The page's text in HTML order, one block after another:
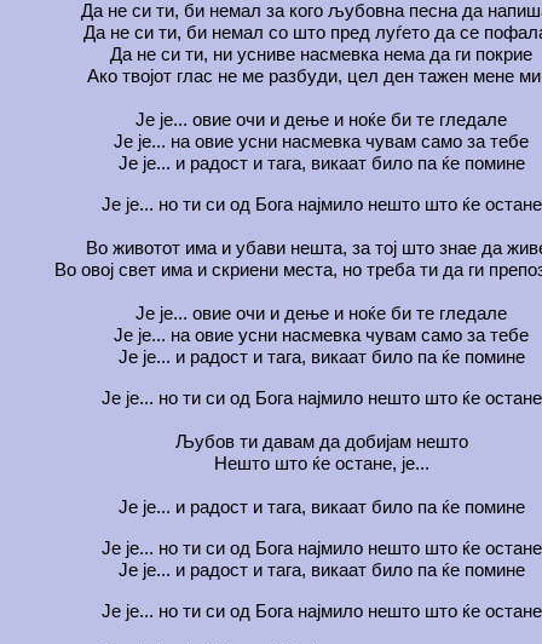
Да не си ти, би немал за кого љубовна песна да
Да не си ти, би немал со што пред луѓето да се
Да не си ти, ни усниве насмевка нема да ги покрие
Ако твојот глас не ме разбуди, цел ден тажен мене
Је је... овие очи и дење и ноќе би те гледале
Је је... на овие усни насмевка чувам само за тебе
Је је... и радост и тага, викаат било па ќе помине
Је је... но ти си од Бога најмило нешто што ќе остане
Во животот има и убави нешта, за тој што знае да
Во овој свет има и скриени места, но треба ти да ги
Је је... овие очи и дење и ноќе би те гледале
Је је... на овие усни насмевка чувам само за тебе
Је је... и радост и тага, викаат било па ќе помине
Је је... но ти си од Бога најмило нешто што ќе остане
Љубов ти давам да добијам нешто
Нешто што ќе остане, је...
Је је... и радост и тага, викаат било па ќе помине
Је је... но ти си од Бога најмило нешто што ќе остане
Је је... и радост и тага, викаат било па ќе помине
Је је... но ти си од Бога најмило нешто што ќе остане